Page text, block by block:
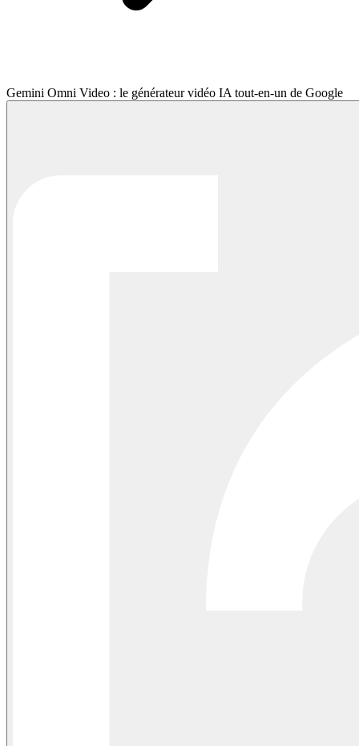
Gemini Omni Video : le générateur vidéo IA tout-en-un de Google